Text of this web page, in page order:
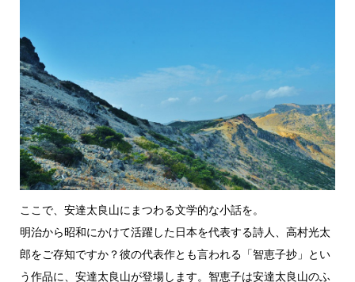
ここで、安達太良山にまつわる文学的な小話を。
明治から昭和にかけて活躍した日本を代表する詩人、高村光太
郎をご存知ですか？彼の代表作とも言われる「智恵子抄」とい
う作品に、安達太良山が登場します。智恵子は安達太良山のふ